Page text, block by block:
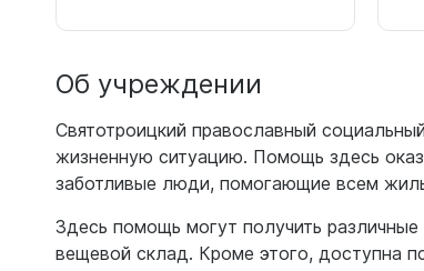
Об учреждении
Святотроицкий православный
жизненную ситуацию. Помощь здесь
заботливые люди, помогающие всем
Здесь помощь могут получить
вещевой склад. Кроме этого, доступна